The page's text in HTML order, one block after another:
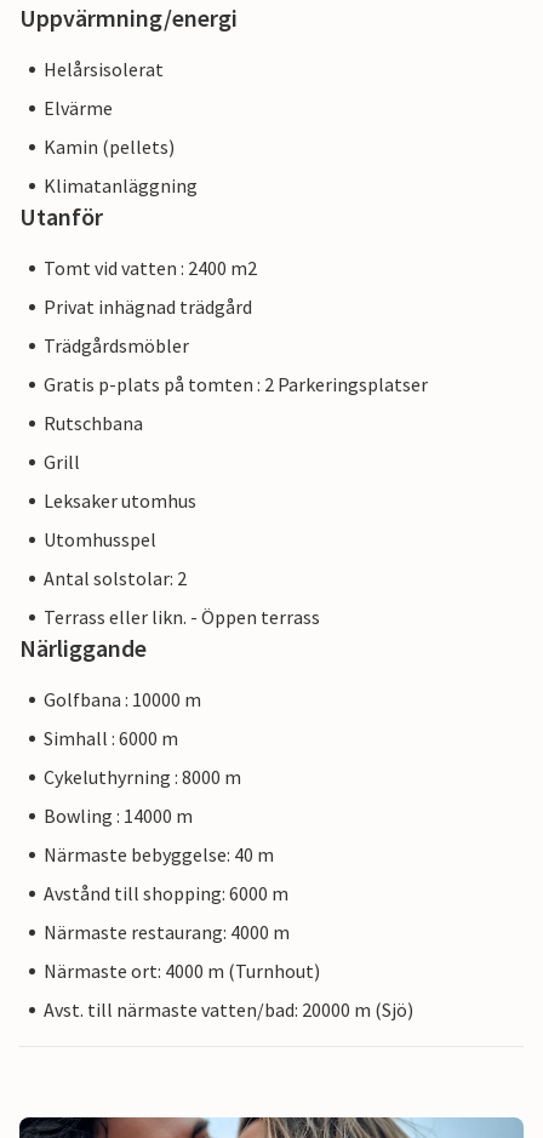
Uppvärmning/energi
Helårsisolerat
Elvärme
Kamin (pellets)
Klimatanläggning
Utanför
Tomt vid vatten : 2400 m2
Privat inhägnad trädgård
Trädgårdsmöbler
Gratis p-plats på tomten : 2 Parkeringsplatser
Rutschbana
Grill
Leksaker utomhus
Utomhusspel
Antal solstolar: 2
Terrass eller likn. - Öppen terrass
Närliggande
Golfbana : 10000 m
Simhall : 6000 m
Cykeluthyrning : 8000 m
Bowling : 14000 m
Närmaste bebyggelse: 40 m
Avstånd till shopping: 6000 m
Närmaste restaurang: 4000 m
Närmaste ort: 4000 m (Turnhout)
Avst. till närmaste vatten/bad: 20000 m (Sjö)